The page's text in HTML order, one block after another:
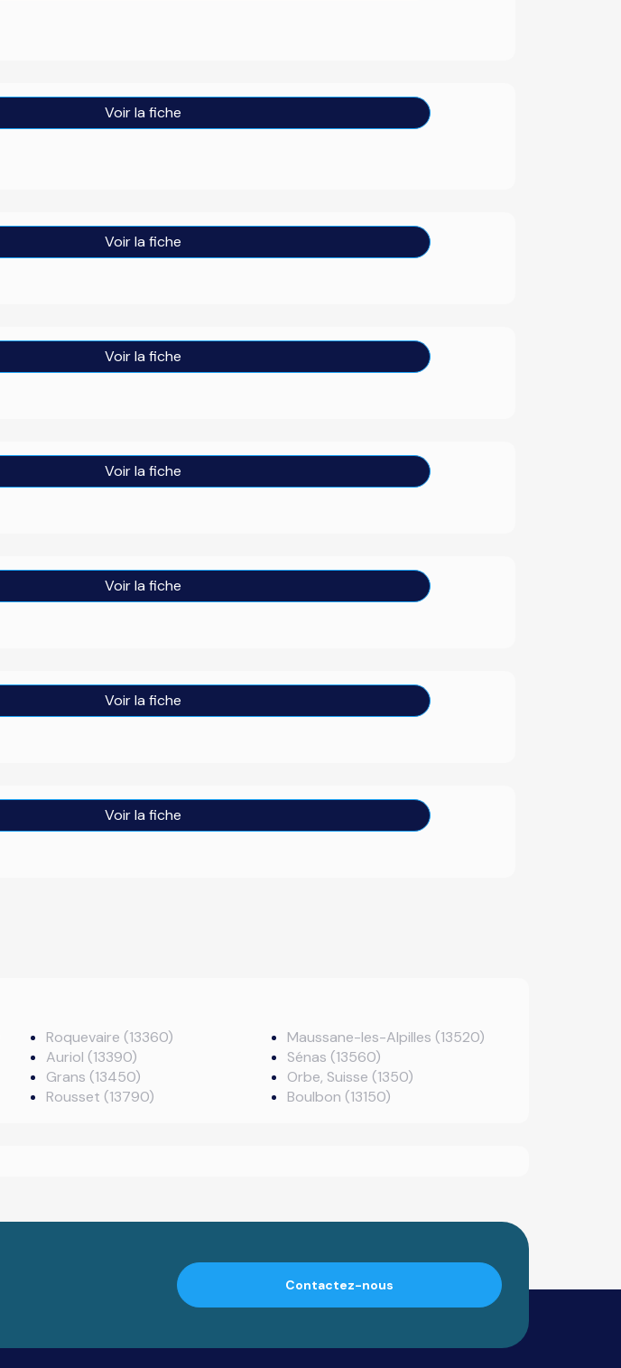
Voir la fiche
Voir la fiche
Voir la fiche
Voir la fiche
Voir la fiche
Voir la fiche
Voir la fiche
Roquevaire (13360)
Auriol (13390)
Grans (13450)
Rousset (13790)
Maussane-les-Alpilles (13520)
Sénas (13560)
Orbe, Suisse (1350)
Boulbon (13150)
Contactez-nous